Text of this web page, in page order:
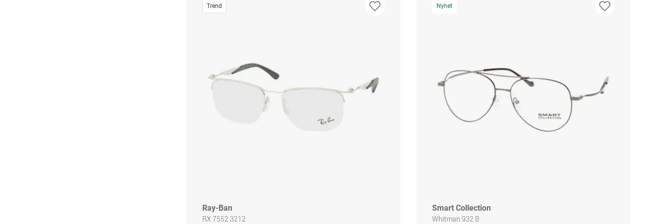
Trend
Ray-Ban
RX 7552 3212
Nyhet
Smart Collection
Whitman 932 B